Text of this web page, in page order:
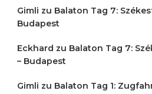
Gimli zu Balaton Tag 7:
Budapest
Eckhard zu Balaton Tag 7:
– Budapest
Gimli zu Balaton Tag 1: